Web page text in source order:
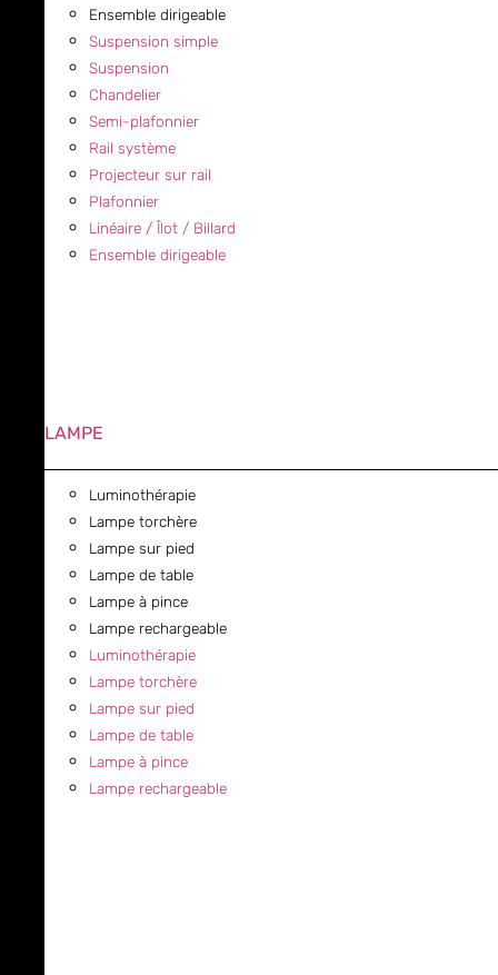
Ensemble dirigeable
Suspension simple
Suspension
Chandelier
Semi-plafonnier
Rail système
Projecteur sur rail
Plafonnier
Linéaire / Îlot / Billard
Ensemble dirigeable
LAMPE
Luminothérapie
Lampe torchère
Lampe sur pied
Lampe de table
Lampe à pince
Lampe rechargeable
Luminothérapie
Lampe torchère
Lampe sur pied
Lampe de table
Lampe à pince
Lampe rechargeable